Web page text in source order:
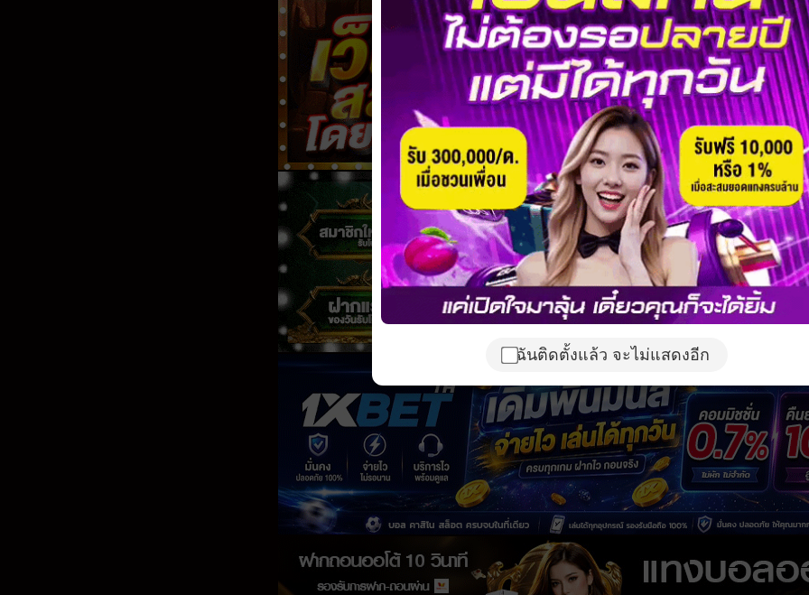
ฉันติดตั้งแล้ว จะไม่แสดงอีก